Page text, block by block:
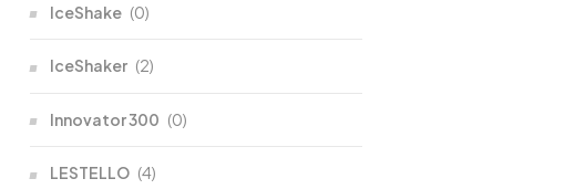
IceShake (0)
IceShaker (2)
Innovator 300 (0)
LESTELLO (4)